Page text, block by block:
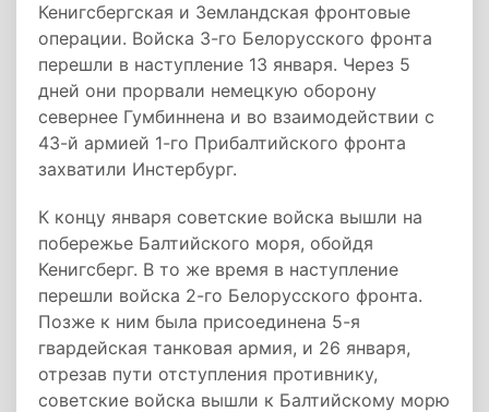
Кенигсбергская и Земландская фронтовые
операции. Войска 3-го Белорусского фронта
перешли в наступление 13 января. Через 5
дней они прорвали немецкую оборону
севернее Гумбиннена и во взаимодействии с
43-й армией 1-го Прибалтийского фронта
захватили Инстербург.
К концу января советские войска вышли на
побережье Балтийского моря, обойдя
Кенигсберг. В то же время в наступление
перешли войска 2-го Белорусского фронта.
Позже к ним была присоединена 5-я
гвардейская танковая армия, и 26 января,
отрезав пути отступления противнику,
советские войска вышли к Балтийскому морю